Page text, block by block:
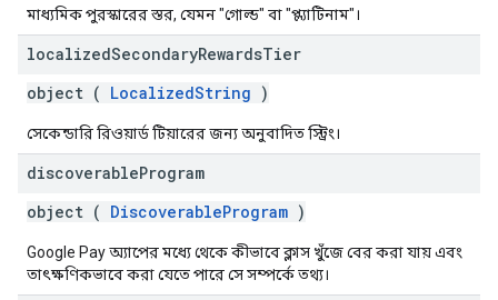
মাধ্যমিক পুরস্কারের স্তর, যেমন "গোল্ড" বা "প্ল্যাটিনাম"।
localizedSecondaryRewardsTier
object ( LocalizedString )
সেকেন্ডারি রিওয়ার্ড টিয়ারের জন্য অনুবাদিত স্ট্রিং।
discoverableProgram
object ( DiscoverableProgram )
Google Pay অ্যাপের মধ্যে থেকে কীভাবে ক্লাস খুঁজে বের করা যায় এবং
তাৎক্ষণিকভাবে করা যেতে পারে সে সম্পর্কে তথ্য।